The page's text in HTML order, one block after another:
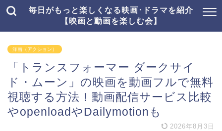
毎日がもっと楽しくなる映画･ドラマを紹介
【映画と動画を楽しむ会】
洋画（アクション）
「トランスフォーマー ダークサイ
ド・ムーン」の映画を動画フルで無料
視聴する方法！動画配信サービス比較
やopenloadやDailymotionも
2026年8月3日